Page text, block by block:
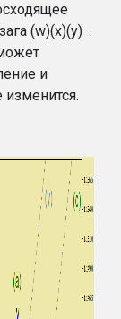
(w)(x)(y) .
и